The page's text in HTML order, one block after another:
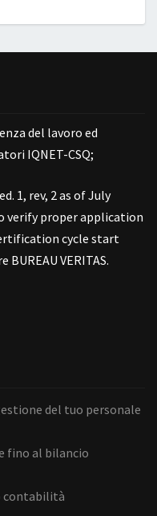
del lavoro ed
IQNET-CSQ;
1, rev, 2 as of July
verify proper application
cycle start
VERITAS.
del tuo personale
fino al bilancio
contabilità